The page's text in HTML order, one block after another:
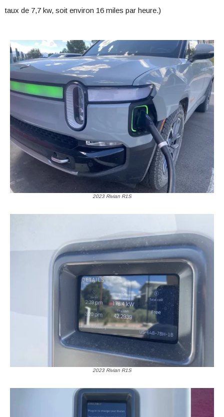
taux de 7,7 kw, soit environ 16 miles par heure.)
2023 Rivian R1S
2023 Rivian R1S